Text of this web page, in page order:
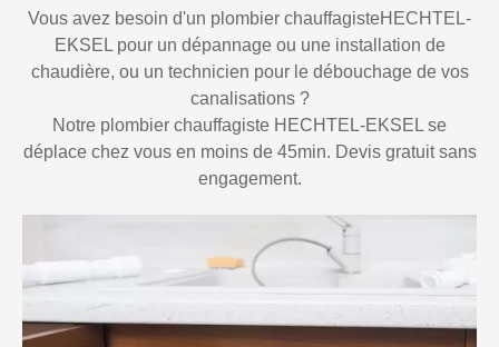
Vous avez besoin d'un plombier chauffagisteHECHTEL-
EKSEL pour un dépannage ou une installation de
chaudière, ou un technicien pour le débouchage de vos
canalisations ?
Notre plombier chauffagiste HECHTEL-EKSEL se
déplace chez vous en moins de 45min. Devis gratuit sans
engagement.